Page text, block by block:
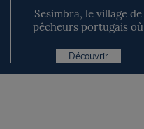
Sesimbra, le village de
pêcheurs portugais où
Découvrir